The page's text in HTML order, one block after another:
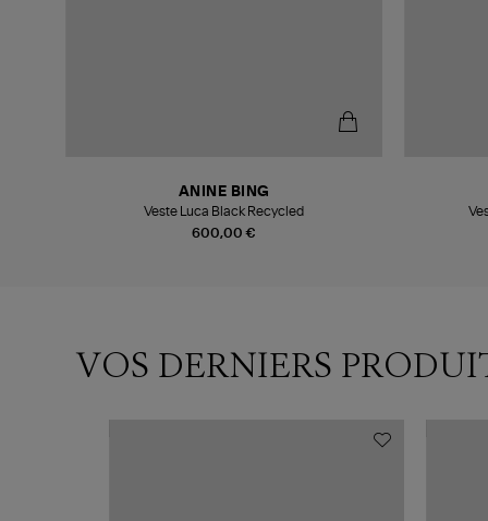
600,00 €
ANINE BING
Veste Luca Black Recycled
VOS DERNIERS